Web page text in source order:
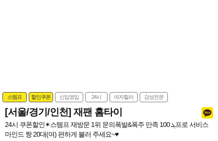
스템프 할인쿠폰 신입영입 24시 여자힐러 감성전문
[서울/경기/인천] 재팬 홈타이
24시 쿠폰할인✶스템프 재방문 1위 문의폭발&폭주 만족 ܓ 100프로 서비스
마인드 짱 20대(여) 편하게 불러 주세요~♥